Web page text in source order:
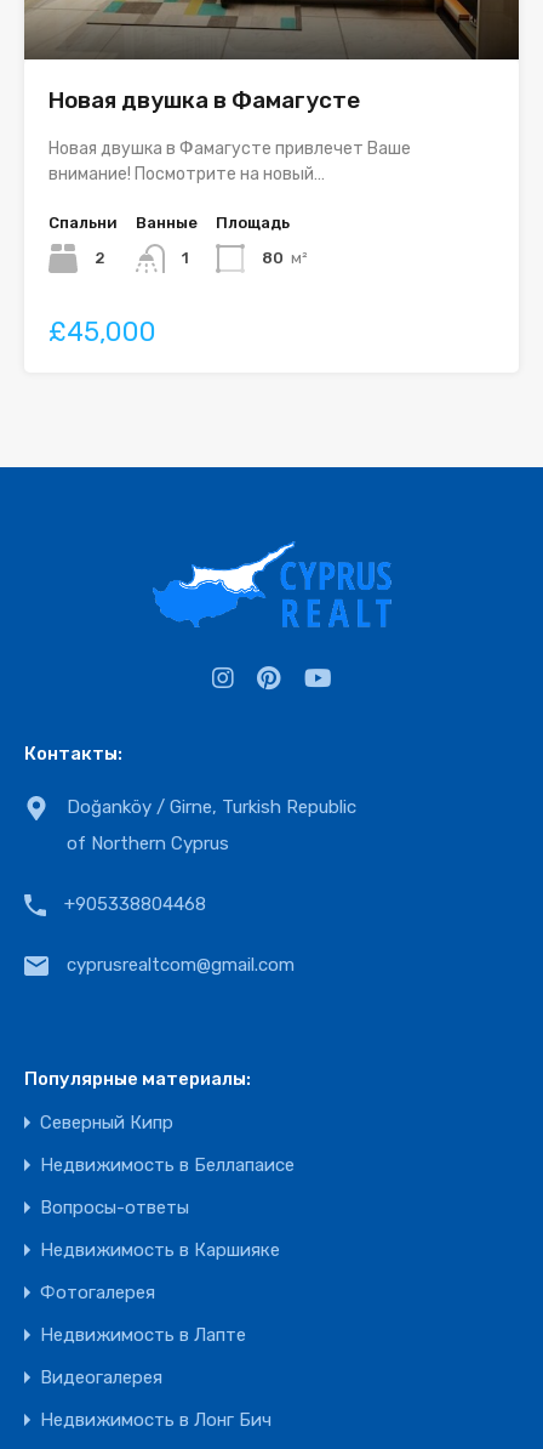
Новая двушка в Фамагусте
Новая двушка в Фамагусте привлечет Ваше
внимание! Посмотрите на новый…
Спальни
2
Ванные
1
Площадь
80 м²
£45,000
Контакты:
Doğanköy / Girne, Turkish Republic
of Northern Cyprus
+905338804468
cyprusrealtcom@gmail.com
Популярные материалы:
Северный Кипр
Недвижимость в Беллапаисе
Вопросы-ответы
Недвижимость в Каршияке
Фотогалерея
Недвижимость в Лапте
Видеогалерея
Недвижимость в Лонг Бич